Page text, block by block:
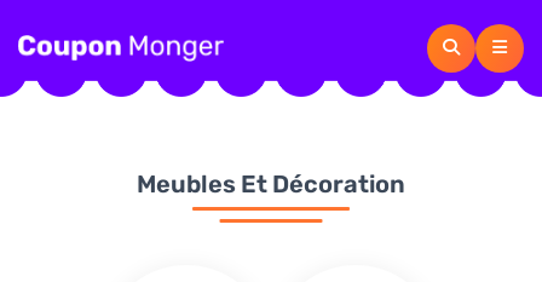
Meubles Et Décoration